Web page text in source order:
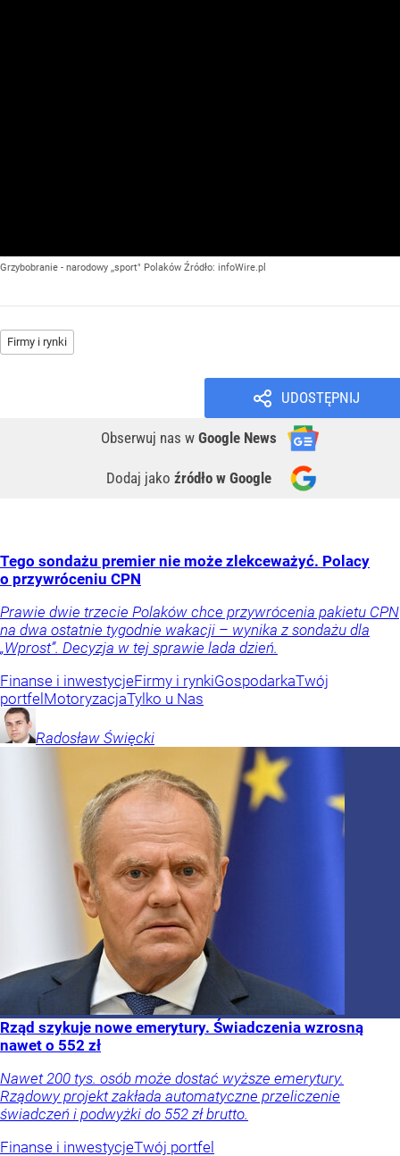
Grzybobranie - narodowy ,,sport" Polaków Źródło: infoWire.pl
Firmy i rynki
UDOSTĘPNIJ
Obserwuj nas w Google News
Dodaj jako źródło w Google
Tego sondażu premier nie może zlekceważyć. Polacy
o przywróceniu CPN
Prawie dwie trzecie Polaków chce przywrócenia pakietu CPN
na dwa ostatnie tygodnie wakacji – wynika z sondażu dla
„Wprost”. Decyzja w tej sprawie lada dzień.
Finanse i inwestycjeFirmy i rynkiGospodarkaTwój
portfel MotoryzacjaTylko u Nas
Radosław Święcki
Rząd szykuje nowe emerytury. Świadczenia wzrosną
nawet o 552 zł
Nawet 200 tys. osób może dostać wyższe emerytury.
Rządowy projekt zakłada automatyczne przeliczenie
świadczeń i podwyżki do 552 zł brutto.
Finanse i inwestycjeTwój portfel